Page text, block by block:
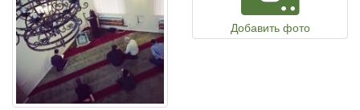
Добавить фото